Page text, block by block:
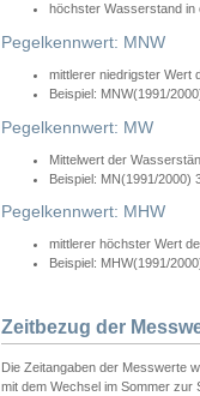
höchster Wasserstand in
Pegelkennwert: MNW
mittlerer niedrigster Wert
Beispiel: MNW(1991/
Pegelkennwert: MW
Mittelwert der
Beispiel: MN(1991/2000)
Pegelkennwert: MHW
mittlerer höchster Wert
Beispiel: MHW(1991/
Zeitbezug der
Die Zeitangaben der Messwerte
mit dem Wechsel im Sommer zur